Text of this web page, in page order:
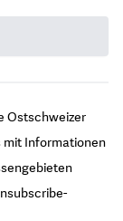
Ostschweizer
mit Informationen